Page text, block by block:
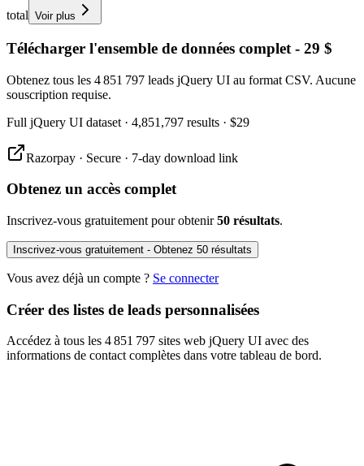
total Voir plus
Télécharger l'ensemble de données complet - 29 $
Obtenez tous les 4 851 797 leads jQuery UI au format CSV. Aucune
souscription requise.
Full jQuery UI dataset · 4,851,797 results · $29
Razorpay · Secure · 7-day download link
Obtenez un accès complet
Inscrivez-vous gratuitement pour obtenir50 résultats.
Inscrivez-vous gratuitement - Obtenez 50 résultats
Vous avez déjà un compte ? Se connecter
Créer des listes de leads personnalisées
Accédez à tous les 4 851 797 sites web jQuery UI avec des
informations de contact complètes dans votre tableau de bord.